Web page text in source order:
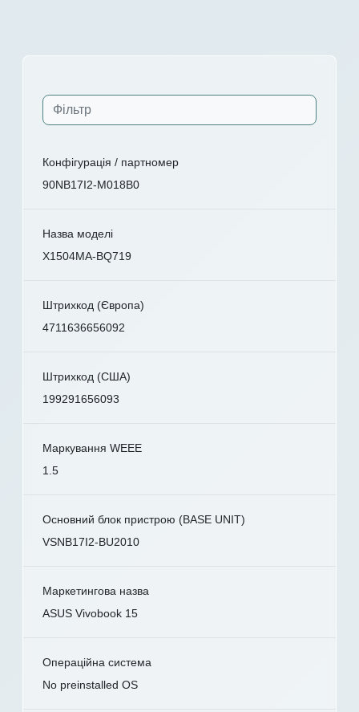
Конфігурація / партномер
90NB17I2-M018B0
Назва моделі
X1504MA-BQ719
Штрихкод (Європа)
4711636656092
Штрихкод (США)
199291656093
Маркування WEEE
1.5
Основний блок пристрою (BASE UNIT)
VSNB17I2-BU2010
Маркетингова назва
ASUS Vivobook 15
Операційна система
No preinstalled OS